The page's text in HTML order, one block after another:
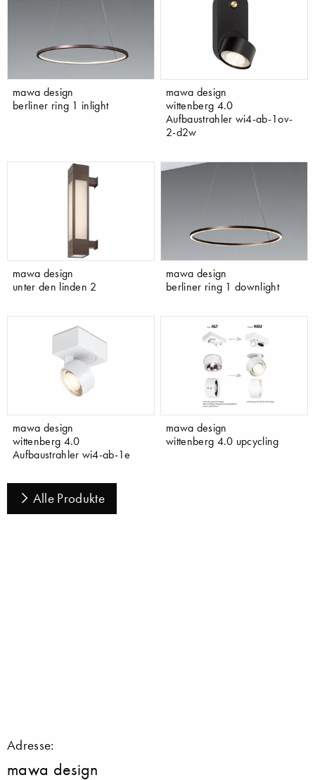
mawa design
berliner ring 1 inlight
mawa design
wittenberg 4.0
Aufbaustrahler wi4-ab-1ov-
2-d2w
mawa design
unter den linden 2
mawa design
berliner ring 1 downlight
mawa design
wittenberg 4.0
Aufbaustrahler wi4-ab-1e
mawa design
wittenberg 4.0 upcycling
Alle Produkte
Adresse:
mawa design